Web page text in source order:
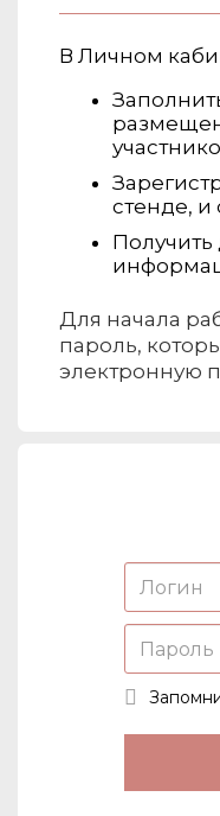
В Личном
стенде,
Для начала
пароль,
электронную